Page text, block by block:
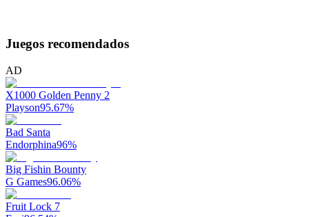
Juegos recomendados
AD
X1000 Golden Penny 2
Playson95.67%
Bad Santa
Endorphina96%
Big Fishin Bounty
G Games96.06%
Fruit Lock 7